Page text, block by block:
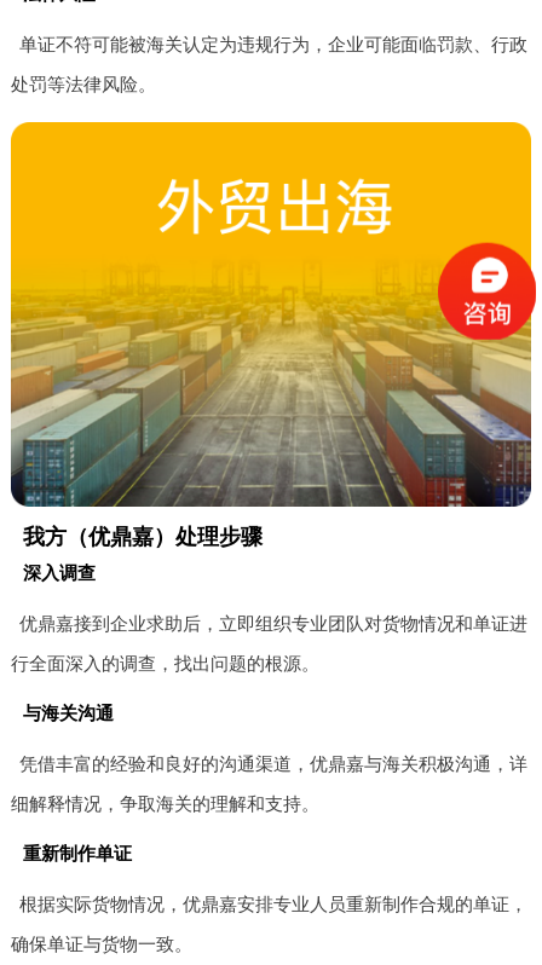
单证不符可能被海关认定为违规行为，企业可能面临罚款、行政
处罚等法律风险。
我方（优鼎嘉）处理步骤
深入调查
优鼎嘉接到企业求助后，立即组织专业团队对货物情况和单证进
行全面深入的调查，找出问题的根源。
与海关沟通
凭借丰富的经验和良好的沟通渠道，优鼎嘉与海关积极沟通，详
细解释情况，争取海关的理解和支持。
重新制作单证
根据实际货物情况，优鼎嘉安排专业人员重新制作合规的单证，
确保单证与货物一致。